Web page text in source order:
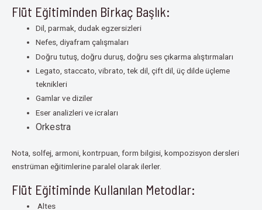
Flüt Eğitiminden Birkaç Başlık:
Dil, parmak, dudak egzersizleri
Nefes, diyafram çalışmaları
Doğru tutuş, doğru duruş, doğru ses çıkarma alıştırmaları
Legato, staccato, vibrato, tek dil, çift dil, üç dilde üçleme
teknikleri
Gamlar ve diziler
Eser analizleri ve icraları
Orkestra
Nota, solfej, armoni, kontrpuan, form bilgisi, kompozisyon dersleri
enstrüman eğitimlerine paralel olarak ilerler.
Flüt Eğitiminde Kullanılan Metodlar:
Altes